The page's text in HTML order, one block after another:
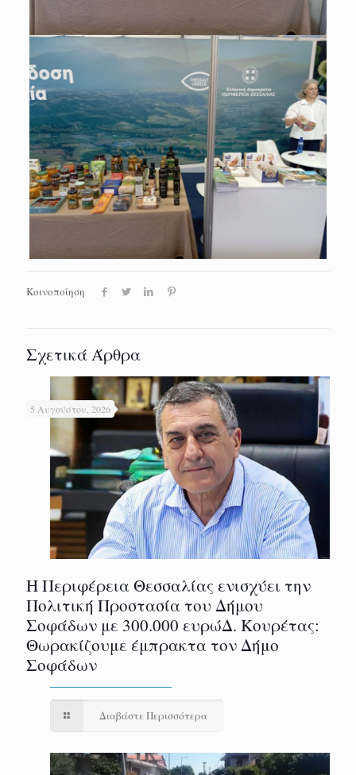
Κοινοποίηση
Σχετικά Άρθρα
5 Αυγούστου, 2026
Η Περιφέρεια Θεσσαλίας ενισχύει την
Πολιτική Προστασία του Δήμου
Σοφάδων με 300.000 ευρώΔ. Κουρέτας:
Θωρακίζουμε έμπρακτα τον Δήμο
Σοφάδων
Διαβάστε Περισσότερα